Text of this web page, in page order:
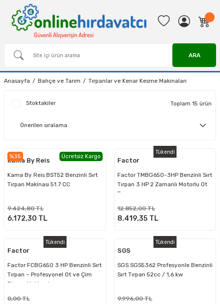
ARA
Anasayfa Bahçe ve Tarım Tırpanlar ve Kenar Kesme Makinaları
Stoktakiler Toplam 15 ürün
%35 Ücretsiz Kargo
Kama By Reis
Kama By Reis BST52 Benzinli Sırt
Tırpan Makinası 51.7 CC
9.424,80 TL
6.172,30 TL
Tükendi
Factor
Factor TMBG650-3HP Benzinli Sırt
Tırpan 3 HP 2 Zamanlı Motorlu Ot
Tırpanı
12.852,00 TL
8.419,35 TL
Tükendi
Factor
Factor FCBG650 3 HP Benzinli Sırt
Tırpan – Profesyonel Ot ve Çim
Biçme Makinesi
0,00 TL
Tükendi
SGS
SGS SGS5362 Profesyonle Benzinli
Sırt Tırpan 52cc / 1,6 kw
9.996,00 TL